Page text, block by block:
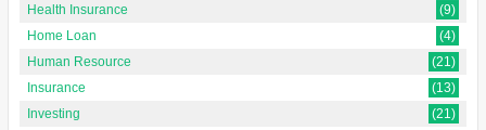
Health Insurance
(9)
Home Loan
(4)
Human Resource
(21)
Insurance
(13)
Investing
(21)